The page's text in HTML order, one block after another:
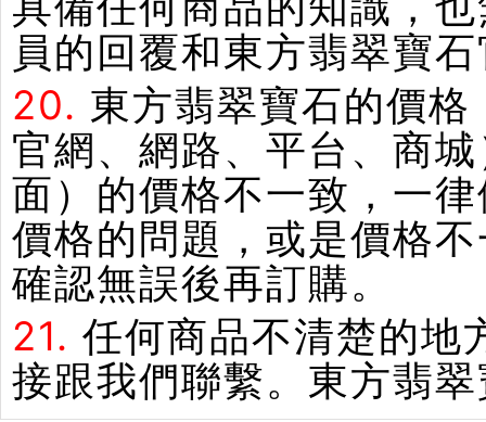
員的回覆和東方翡翠寶
20. 東方翡翠寶石的價
官網、網路、平台、商
面）的價格不一致，一
價格的問題，或是價格
確認無誤後再訂購。
21. 任何商品不清楚的地
接跟我們聯繫。東方翡